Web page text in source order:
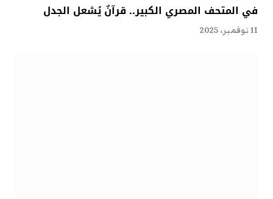
في المتحف المصري الكبير.. قرآنٌ يُشعل الجدل
11 نوفمبر، 2025